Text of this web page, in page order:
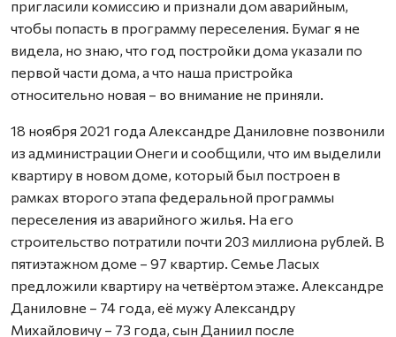
пригласили комиссию и признали дом аварийным,
чтобы попасть в программу переселения. Бумаг я не
видела, но знаю, что год постройки дома указали по
первой части дома, а что наша пристройка
относительно новая – во внимание не приняли.
18 ноября 2021 года Александре Даниловне позвонили
из администрации Онеги и сообщили, что им выделили
квартиру в новом доме, который был построен в
рамках второго этапа федеральной программы
переселения из аварийного жилья. На его
строительство потратили почти 203 миллиона рублей. В
пятиэтажном доме – 97 квартир. Семье Ласых
предложили квартиру на четвёртом этаже. Александре
Даниловне – 74 года, её мужу Александру
Михайловичу – 73 года, сын Даниил после